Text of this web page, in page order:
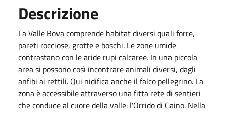
Descrizione
La Valle Bova comprende habitat diversi quali forre,
pareti rocciose, grotte e boschi. Le zone umide
contrastano con le aride rupi calcaree. In una piccola
area si possono così incontrare animali diversi, dagli
anfibi ai rettili. Qui nidifica anche il falco pellegrino. La
zona è accessibile attraverso una fitta rete di sentieri
che conduce al cuore della valle: l'Orrido di Caino. Nella